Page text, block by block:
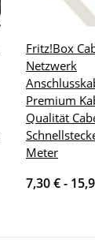
Fritz!Box
Netzwerk
Premium
Qualität
Meter
7,30 € -